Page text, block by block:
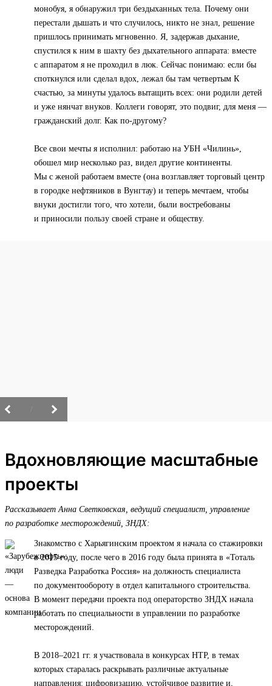
монобуя, я обнаружил три бездыханных тела. Почему они
перестали дышать и что случилось, никто не знал, решение
пришлось принимать мгновенно. Я, задержав дыхание,
спустился к ним в шахту без дыхательного аппарата: вместе
с аппаратом я не проходил в люк. Сейчас понимаю: если бы
споткнулся или сделал вдох, лежал бы там четвертым К
счастью, за минуты удалось вытащить всех: они родили детей
и уже нянчат внуков. Коллеги говорят, это подвиг, для меня —
гражданский долг. Как по-другому?
Все свои мечты я исполнил: работаю на УБН «Чилинь»,
обошел мир несколько раз, видел другие континенты.
Мы с женой работаем вместе (она возглавляет торговый центр
в городке нефтяников в Вунгтау) и теперь мечтаем, чтобы
внуки достигли того, что хотели, были востребованы
и приносили пользу своей стране и обществу.
Вдохновляющие масштабные
проекты
Рассказывает Анна Светковская, ведущий специалист, управление
по разработке месторождений, ЗНДХ:
Знакомство с Харьягинским проектом я начала со стажировки
в 2015 году, после чего в 2016 году была принята в «Тоталь
Разведка Разработка Россия» на должность специалиста
по документообороту в отдел капитального строительства.
В момент передачи проекта под операторство ЗНДХ начала
работать по специальности в управлении по разработке
месторождений.
В 2018–2021 гг. я участвовала в конкурсах НТР, в темах
которых старалась раскрывать различные актуальные
направления: цифровизацию, устойчивое развитие и,